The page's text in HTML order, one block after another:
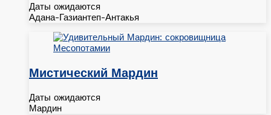
Даты ожидаются
Адана-Газиантеп-Антакья
Мистический Мардин
Даты ожидаются
Мардин